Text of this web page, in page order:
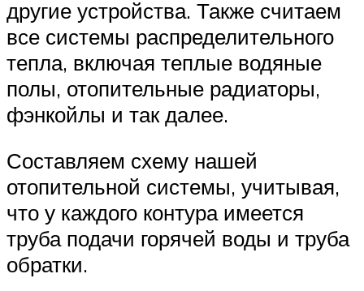
другие устройства. Также считаем
все системы распределительного
тепла, включая теплые водяные
полы, отопительные радиаторы,
фэнкойлы и так далее.
Составляем схему нашей
отопительной системы, учитывая,
что у каждого контура имеется
труба подачи горячей воды и труба
обратки.